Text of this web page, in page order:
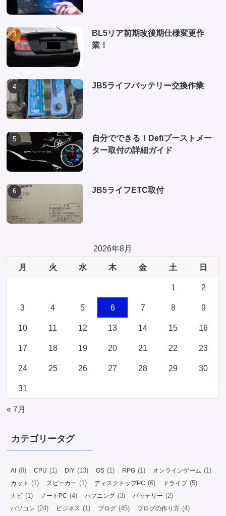
BL5リア前期改後期仕様変更作
業！
JB5ライフバッテリー交換作業
自分でできる！Defiブーストメー
ター取付の詳細ガイド
JB5ライフETC取付
2026年8月
月 火 水 木 金 土 日
1 2
3 4 5 6 7 8 9
10 11 12 13 14 15 16
17 18 19 20 21 22 23
24 25 26 27 28 29 30
31
« 7月
カテゴリータグ
AI (8) CPU (1) DIY (13) OS (1) RPG (1) オンラインゲーム (1)
カット (1) スピーカー (1) ディスクトップPC (6) ドライブ (5)
ナビ (1) ノートPC (4) ハプニング (3) バッテリー (2)
パソコン (24) ビジネス (1) ブログ (45) ブログの作り方 (4)